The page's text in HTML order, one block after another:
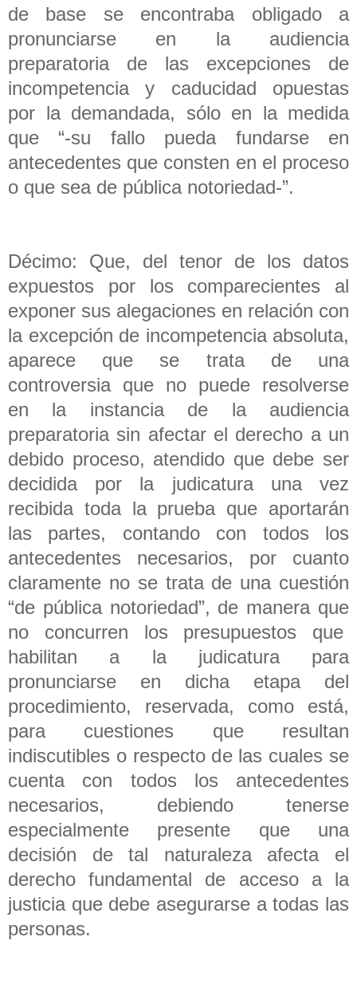
de base se encontraba obligado a
pronunciarse en la audiencia
preparatoria de las excepciones de
incompetencia y caducidad opuestas
por la demandada, sólo en la medida
que “-su fallo pueda fundarse en
antecedentes que consten en el proceso
o que sea de pública notoriedad-”.
Décimo: Que, del tenor de los datos
expuestos por los comparecientes al
exponer sus alegaciones en relación con
la excepción de incompetencia absoluta,
aparece que se trata de una
controversia que no puede resolverse
en la instancia de la audiencia
preparatoria sin afectar el derecho a un
debido proceso, atendido que debe ser
decidida por la judicatura una vez
recibida toda la prueba que aportarán
las partes, contando con todos los
antecedentes necesarios, por cuanto
claramente no se trata de una cuestión
“de pública notoriedad”, de manera que
no concurren los presupuestos que
habilitan a la judicatura para
pronunciarse en dicha etapa del
procedimiento, reservada, como está,
para cuestiones que resultan
indiscutibles o respecto de las cuales se
cuenta con todos los antecedentes
necesarios, debiendo tenerse
especialmente presente que una
decisión de tal naturaleza afecta el
derecho fundamental de acceso a la
justicia que debe asegurarse a todas las
personas.